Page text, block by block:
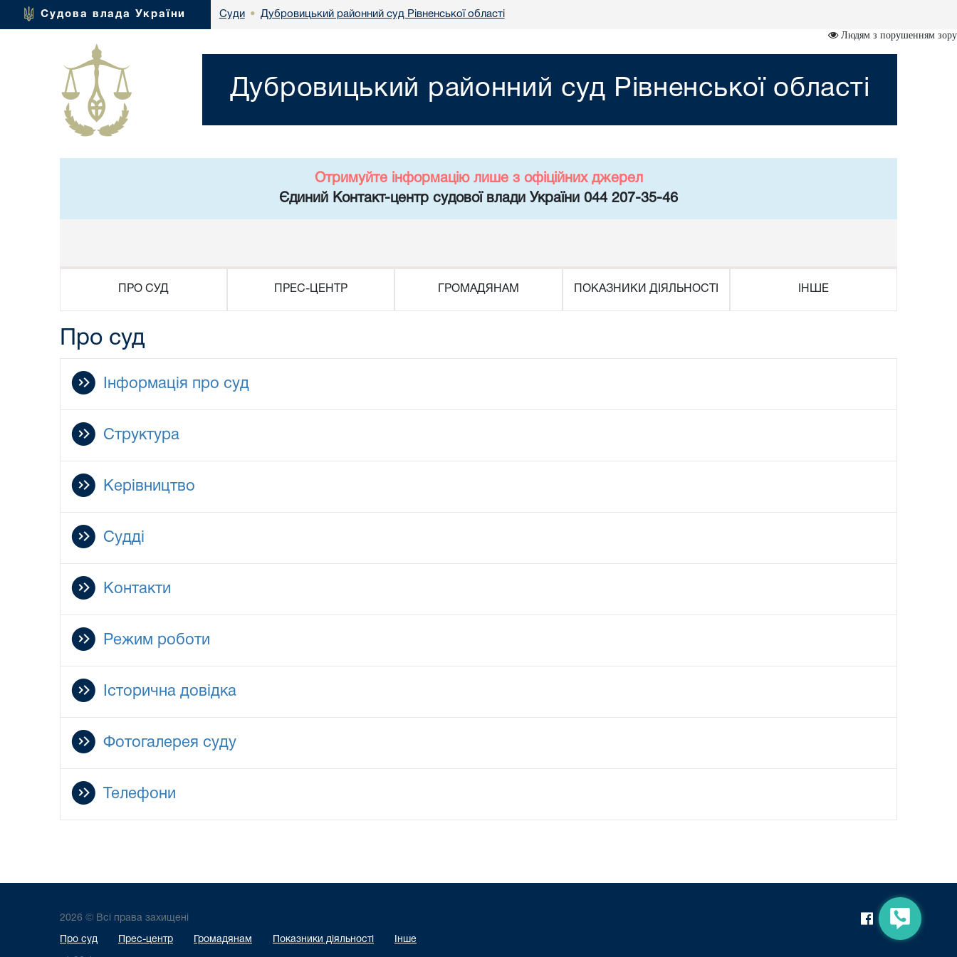
Судова влада України Суди • Дубровицький районний суд Рівненської області
Людям з порушенням зору
Дубровицький районний суд Рівненської області
Отримуйте інформацію лише з офіційних джерел
Єдиний Контакт-центр судової влади України 044 207-35-46
ПРО СУД ПРЕС-ЦЕНТР ГРОМАДЯНАМ ПОКАЗНИКИ ДІЯЛЬНОСТІ ІНШЕ
Про суд
Інформація про суд
Структура
Керівництво
Судді
Контакти
Режим роботи
Історична довідка
Фотогалерея суду
Телефони
2026 © Всі права захищені
Про суд Прес-центр Громадянам Показники діяльності Інше